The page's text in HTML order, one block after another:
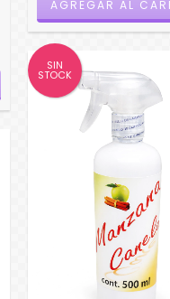
SIN
STOCK